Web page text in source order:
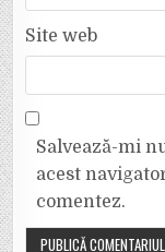
Site web
Salvează-mi
acest
comentez.